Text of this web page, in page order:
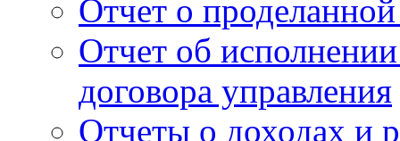
Отчет о проделанной
Отчет об
договора управления
Отчеты о доходах и